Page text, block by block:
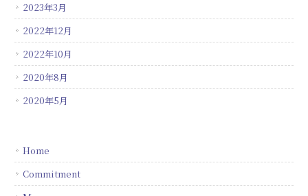
2023年3月
2022年12月
2022年10月
2020年8月
2020年5月
Home
Commitment